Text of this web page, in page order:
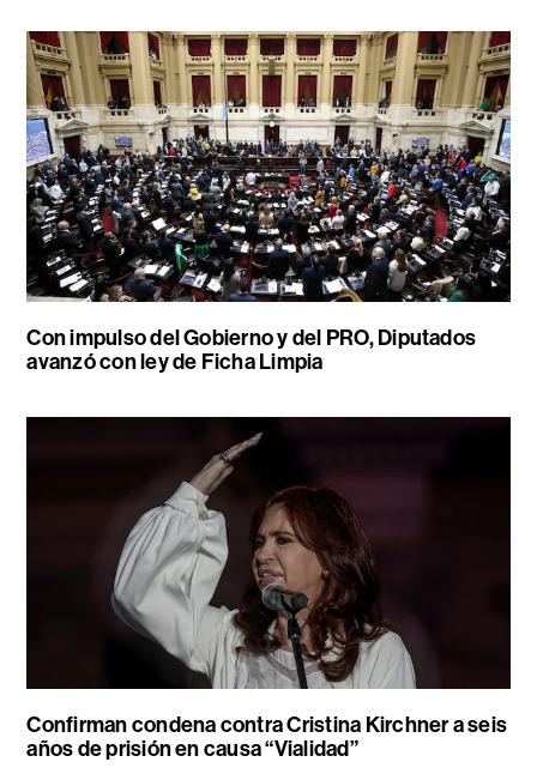
Con impulso del Gobierno y del PRO, Diputados
avanzó con ley de Ficha Limpia
Confirman condena contra Cristina Kirchner a seis
años de prisión en causa “Vialidad”